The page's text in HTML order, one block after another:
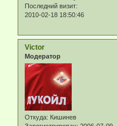
Последний визит:
2010-02-18 18:50:46
Victor
Модератор
Откуда: Кишинев